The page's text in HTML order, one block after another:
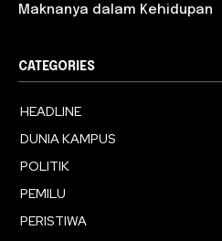
Maknanya dalam Kehidupan
CATEGORIES
HEADLINE
DUNIA KAMPUS
POLITIK
PEMILU
PERISTIWA